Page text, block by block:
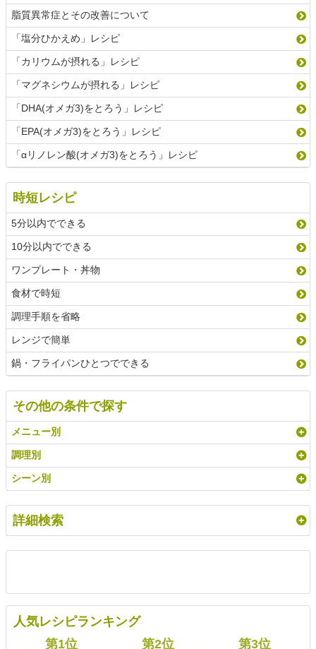
脂質異常症とその改善について
「塩分ひかえめ」レシピ
「カリウムが摂れる」レシピ
「マグネシウムが摂れる」レシピ
「DHA(オメガ3)をとろう」レシピ
「EPA(オメガ3)をとろう」レシピ
「αリノレン酸(オメガ3)をとろう」レシピ
時短レシピ
5分以内でできる
10分以内でできる
ワンプレート・丼物
食材で時短
調理手順を省略
レンジで簡単
鍋・フライパンひとつでできる
その他の条件で探す
メニュー別
調理別
シーン別
詳細検索
人気レシピランキング